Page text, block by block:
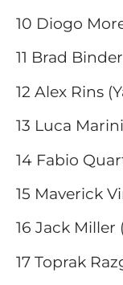
10 Diogo
11 Brad
12 Alex Rins
13 Luca
14 Fabio
15 Maverick
16 Jack Miller
17 Toprak